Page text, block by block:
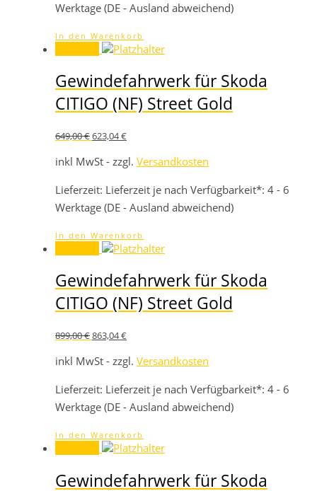
Werktage (DE - Ausland abweichend)
In den Warenkorb
Gewindefahrwerk für Skoda
CITIGO (NF) Street Gold
649,00€Ursprünglicher
war:
649,00 €
623,04€Aktueller
ist:
623,04 €.
inkl MwSt - zzgl. Versandkosten
Lieferzeit: Lieferzeit je nach Verfügbarkeit*: 4 - 6
Werktage (DE - Ausland abweichend)
In den Warenkorb
Gewindefahrwerk für Skoda
CITIGO (NF) Street Gold
899,00€ Ursprünglicher
war:
899,00 €
863,04€Aktueller
ist:
863,04 €.
inkl MwSt - zzgl. Versandkosten
Lieferzeit: Lieferzeit je nach Verfügbarkeit*: 4 - 6
Werktage (DE - Ausland abweichend)
In den Warenkorb
Gewindefahrwerk für Skoda